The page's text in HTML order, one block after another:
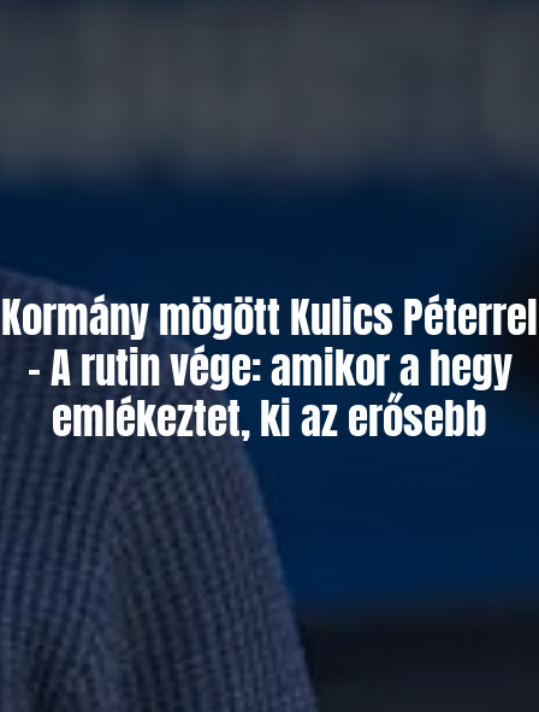
Kormány mögött Kulics Péterrel
– A rutin vége: amikor a hegy
emlékeztet, ki az erősebb